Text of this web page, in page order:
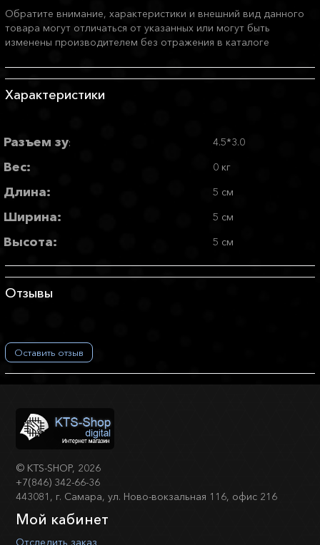
Обратите внимание, характеристики и внешний вид данного
товара могут отличаться от указанных или могут быть
изменены производителем без отражения в каталоге
Характеристики
Разъем зу: 4.5*3.0
Вес: 0 кг
Длина: 5 см
Ширина: 5 см
Высота: 5 см
Отзывы
Оставить отзыв
© KTS-SHOP, 2026
+7(846) 342-66-36
443081, г. Самара, ул. Ново-вокзальная 116, офис 216
Мой кабинет
Отследить заказ